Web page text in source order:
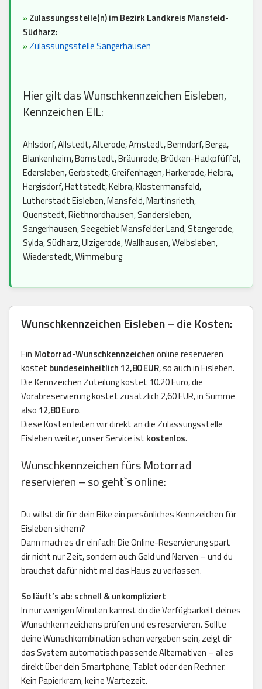
»Zulassungsstelle(n) im Bezirk Landkreis Mansfeld-
Südharz:
»Zulassungsstelle Sangerhausen
Hier gilt das Wunschkennzeichen Eisleben,
Kennzeichen EIL:
Ahlsdorf, Allstedt, Alterode, Arnstedt, Benndorf, Berga,
Blankenheim, Bornstedt, Bräunrode, Brücken-Hackpfüffel,
Edersleben, Gerbstedt, Greifenhagen, Harkerode, Helbra,
Hergisdorf, Hettstedt, Kelbra, Klostermansfeld,
Lutherstadt Eisleben, Mansfeld, Martinsrieth,
Quenstedt, Riethnordhausen, Sandersleben,
Sangerhausen, Seegebiet Mansfelder Land, Stangerode,
Sylda, Südharz, Ulzigerode, Wallhausen, Welbsleben,
Wiederstedt, Wimmelburg
Wunschkennzeichen Eisleben – die Kosten:
Ein Motorrad-Wunschkennzeichenonline reservieren
kostet bundeseinheitlich 12,80 EUR, so auch in Eisleben.
Die Kennzeichen Zuteilung kostet 10.20 Euro, die
Vorabreservierung kostet zusätzlich 2,60 EUR, in Summe
also 12,80 Euro.
Diese Kosten leiten wir direkt an die Zulassungsstelle
Eisleben weiter, unser Service ist kostenlos.
Wunschkennzeichen fürs Motorrad
reservieren – so geht`s online:
Du willst dir für dein Bike ein persönliches Kennzeichen für
Eisleben sichern?
Dann mach es dir einfach: Die Online-Reservierung spart
dir nicht nur Zeit, sondern auch Geld und Nerven – und du
brauchst dafür nicht mal das Haus zu verlassen.
So läuft’s ab: schnell & unkompliziert
In nur wenigen Minuten kannst du die Verfügbarkeit deines
Wunschkennzeichens prüfen und es reservieren. Sollte
deine Wunschkombination schon vergeben sein, zeigt dir
das System automatisch passende Alternativen – alles
direkt über dein Smartphone, Tablet oder den Rechner.
Kein Papierkram, keine Wartezeit.